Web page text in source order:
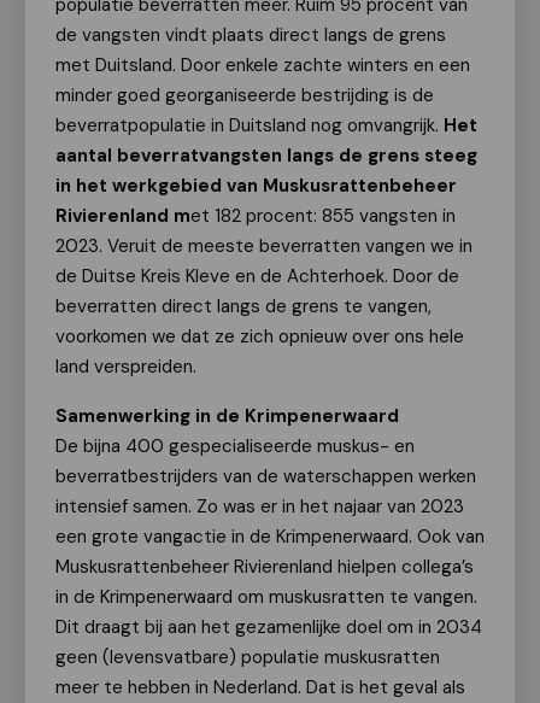
de vangsten vindt plaats direct langs de grens
met Duitsland. Door enkele zachte winters en een
minder goed georganiseerde bestrijding is de
beverratpopulatie in Duitsland nog omvangrijk. Het
aantal beverratvangsten langs de grens steeg
in het werkgebied van Muskusrattenbeheer
Rivierenland met 182 procent: 855 vangsten in
2023. Veruit de meeste beverratten vangen we in
de Duitse Kreis Kleve en de Achterhoek. Door de
beverratten direct langs de grens te vangen,
voorkomen we dat ze zich opnieuw over ons hele
land verspreiden.
Samenwerking in de Krimpenerwaard
De bijna 400 gespecialiseerde muskus- en
beverratbestrijders van de waterschappen werken
intensief samen. Zo was er in het najaar van 2023
een grote vangactie in de Krimpenerwaard. Ook van
Muskusrattenbeheer Rivierenland hielpen collega’s
in de Krimpenerwaard om muskusratten te vangen.
Dit draagt bij aan het gezamenlijke doel om in 2034
geen (levensvatbare) populatie muskusratten
meer te hebben in Nederland. Dat is het geval als